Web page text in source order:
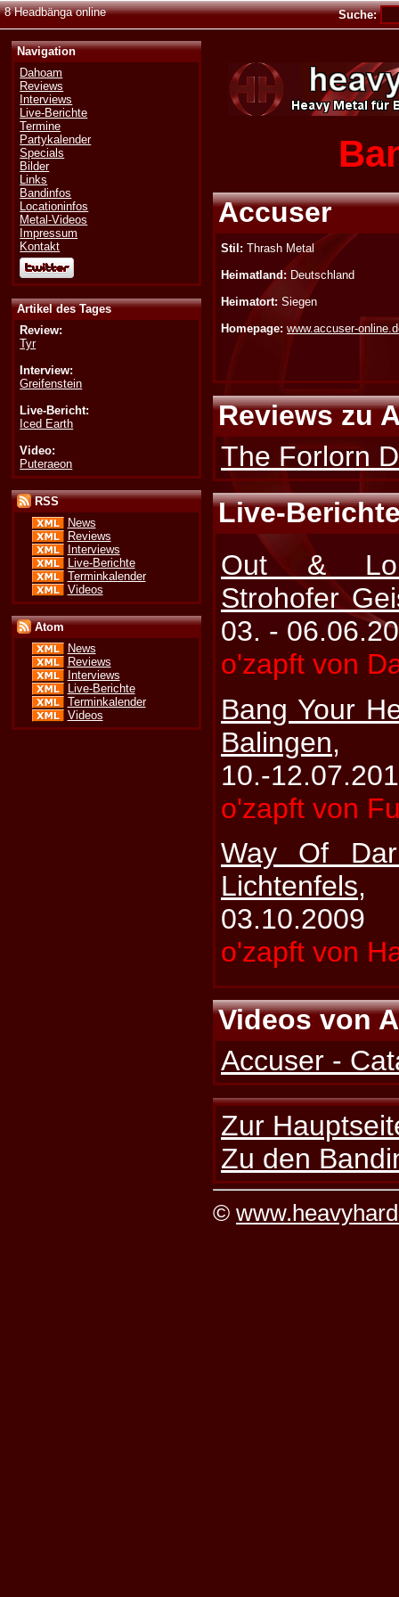
8 Headbänga online Suche:
Navigation
Dahoam
Reviews
Interviews
Live-Berichte
Termine
Partykalender
Specials
Bilder
Links
Bandinfos
Locationinfos
Metal-Videos
Impressum
Kontakt
Artikel des Tages
Review:
Tyr
Interview:
Greifenstein
Live-Bericht:
Iced Earth
Video:
Puteraeon
RSS
News
Reviews
Interviews
Live-Berichte
Terminkalender
Videos
Atom
News
Reviews
Interviews
Live-Berichte
Terminkalender
Videos
Accuser
Stil: Thrash Metal
Heimatland: Deutschland
Heimatort: Siegen
Homepage: www.accuser-
Reviews zu
The Forlorn
Live-
Out &
Strohofer
03. -
o'zapft von
Bang Your
Balingen,
10.-
o'zapft von
Way Of
Lichtenfels,
03.10.2009
o'zapft von
Videos von
Accuser -
Zur
Zu den
©